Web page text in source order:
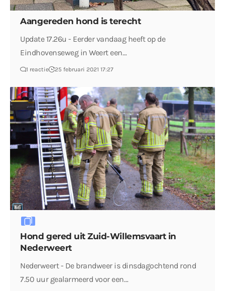
Aangereden hond is terecht
Update 17.26u - Eerder vandaag heeft op de
Eindhovenseweg in Weert een…
1 reactie 25 februari 2021 17:27
Hond gered uit Zuid-Willemsvaart in
Nederweert
Nederweert - De brandweer is dinsdagochtend rond
7.50 uur gealarmeerd voor een…